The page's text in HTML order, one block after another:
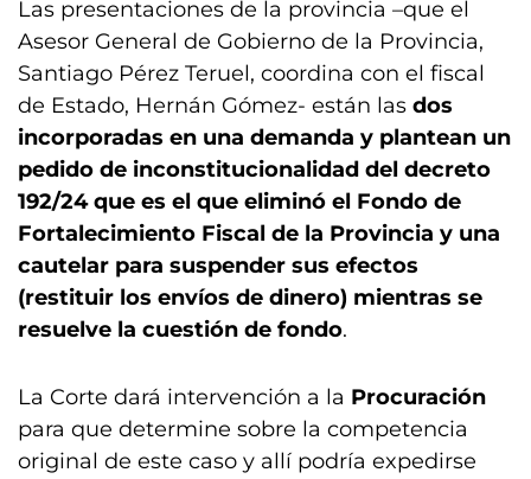
Las presentaciones de la provincia –que el
Asesor General de Gobierno de la Provincia,
Santiago Pérez Teruel, coordina con el fiscal
de Estado, Hernán Gómez- están las dos
incorporadas en una demanda y plantean un
pedido de inconstitucionalidad del decreto
192/24 que es el que eliminó el Fondo de
Fortalecimiento Fiscal de la Provincia y una
cautelar para suspender sus efectos
(restituir los envíos de dinero) mientras se
resuelve la cuestión de fondo.
La Corte dará intervención a la Procuración
para que determine sobre la competencia
original de este caso y allí podría expedirse